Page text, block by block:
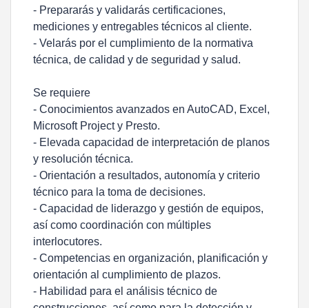
- Prepararás y validarás certificaciones,
mediciones y entregables técnicos al cliente.
- Velarás por el cumplimiento de la normativa
técnica, de calidad y de seguridad y salud.
Se requiere
- Conocimientos avanzados en AutoCAD, Excel,
Microsoft Project y Presto.
- Elevada capacidad de interpretación de planos
y resolución técnica.
- Orientación a resultados, autonomía y criterio
técnico para la toma de decisiones.
- Capacidad de liderazgo y gestión de equipos,
así como coordinación con múltiples
interlocutores.
- Competencias en organización, planificación y
orientación al cumplimiento de plazos.
- Habilidad para el análisis técnico de